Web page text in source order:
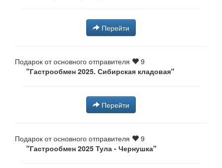
Перейти
Подарок от основного отправителя
9
"Гастрообмен 2025. Сибирская кладовая"
Перейти
Подарок от основного отправителя
9
"Гастрообмен 2025 Тула - Чернушка⁠⁠"